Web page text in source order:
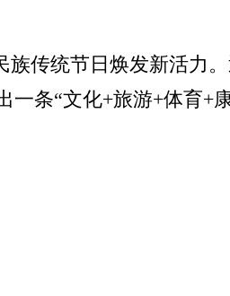
族传统节日焕发新活力
条“文化+旅游+体育+